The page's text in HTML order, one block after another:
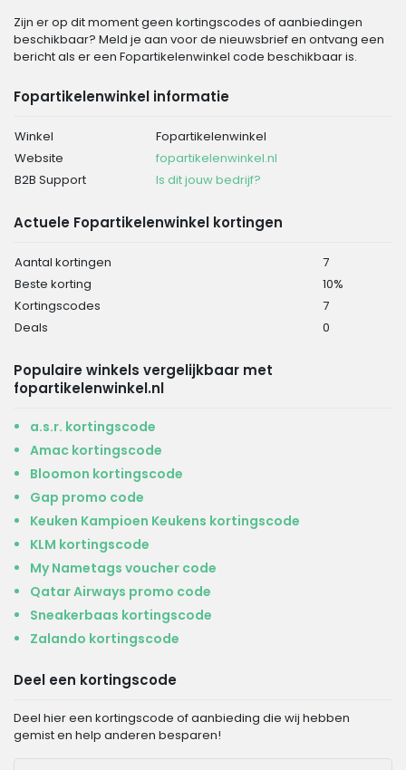
Zijn er op dit moment geen kortingscodes of aanbiedingen
beschikbaar? Meld je aan voor de nieuwsbrief en ontvang een
bericht als er een Fopartikelenwinkel code beschikbaar is.
Fopartikelenwinkel informatie
Winkel
Fopartikelenwinkel
Website
fopartikelenwinkel.nl
B2B Support
Is dit jouw bedrijf?
Actuele Fopartikelenwinkel kortingen
Aantal kortingen
7
Beste korting
10%
Kortingscodes
7
Deals
0
Populaire winkels vergelijkbaar met
fopartikelenwinkel.nl
a.s.r. kortingscode
Amac kortingscode
Bloomon kortingscode
Gap promo code
Keuken Kampioen Keukens kortingscode
KLM kortingscode
My Nametags voucher code
Qatar Airways promo code
Sneakerbaas kortingscode
Zalando kortingscode
Deel een kortingscode
Deel hier een kortingscode of aanbieding die wij hebben
gemist en help anderen besparen!